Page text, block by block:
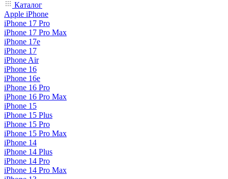
Каталог
Apple iPhone
iPhone 17 Pro
iPhone 17 Pro Max
iPhone 17e
iPhone 17
iPhone Air
iPhone 16
iPhone 16e
iPhone 16 Pro
iPhone 16 Pro Max
iPhone 15
iPhone 15 Plus
iPhone 15 Pro
iPhone 15 Pro Max
iPhone 14
iPhone 14 Plus
iPhone 14 Pro
iPhone 14 Pro Max